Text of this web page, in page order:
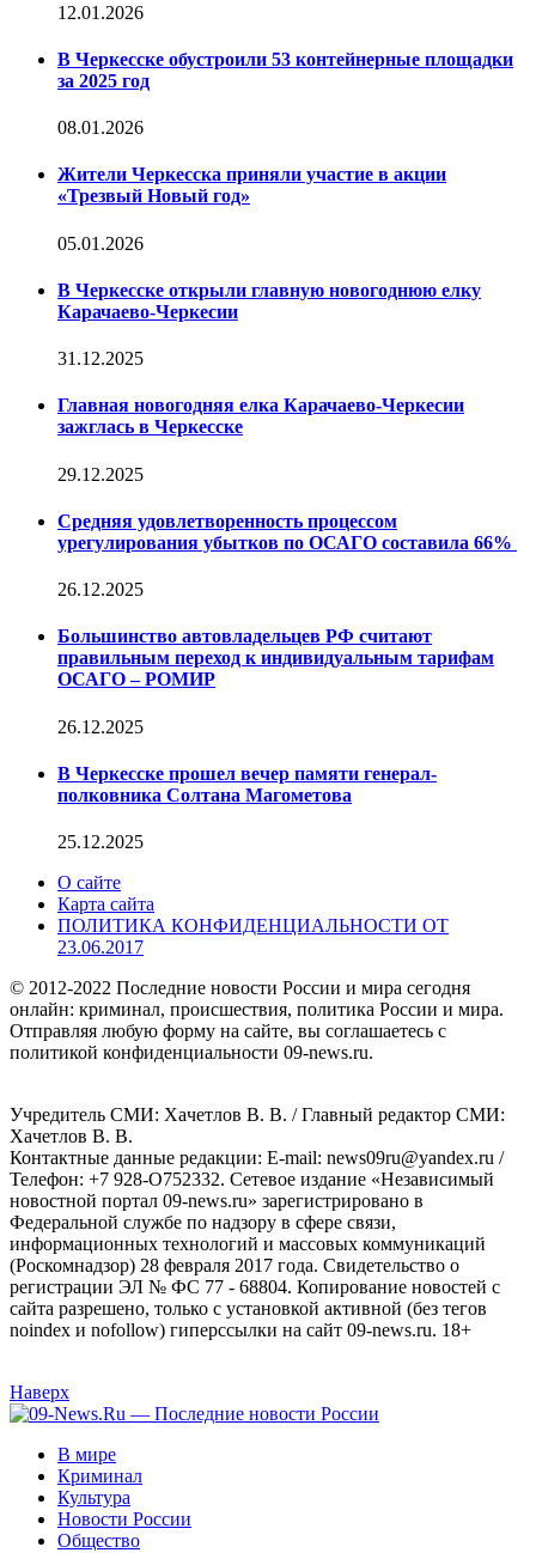
12.01.2026
В Черкесске обустроили 53 контейнерные площадки
за 2025 год
08.01.2026
Жители Черкесска приняли участие в акции
«Трезвый Новый год»
05.01.2026
В Черкесске открыли главную новогоднюю елку
Карачаево-Черкесии
31.12.2025
Главная новогодняя елка Карачаево-Черкесии
зажглась в Черкесске
29.12.2025
Средняя удовлетворенность процессом
урегулирования убытков по ОСАГО составила 66%
26.12.2025
Большинство автовладельцев РФ считают
правильным переход к индивидуальным тарифам
ОСАГО – РОМИР
26.12.2025
В Черкесске прошел вечер памяти генерал-
полковника Солтана Магометова
25.12.2025
О сайте
Карта сайта
ПОЛИТИКА КОНФИДЕНЦИАЛЬНОСТИ ОТ
23.06.2017
© 2012-2022 Последние новости России и мира сегодня
онлайн: криминал, происшествия, политика России и мира.
Отправляя любую форму на сайте, вы соглашаетесь с
политикой конфиденциальности 09-news.ru.
Учредитель СМИ: Хaчeтлoв B. B. / Главный редактор СМИ:
Хaчeтлoв B. B.
Контактные данные редакции: E-mail: news09ru@yandex.ru /
Телефон: +7 928-O752332. Сетевое издание «Независимый
новостной портал 09-news.ru» зарегистрировано в
Федеральной службе по надзору в сфере связи,
информационных технологий и массовых коммуникаций
(Роскомнадзор) 28 февраля 2017 года. Свидетельство о
регистрации ЭЛ № ФС 77 - 68804. Копирование новостей с
сайта разрешено, только с установкой активной (без тегов
noindex и nofollow) гиперссылки на сайт 09-news.ru. 18+
Наверх
В мире
Криминал
Культура
Новости России
Общество